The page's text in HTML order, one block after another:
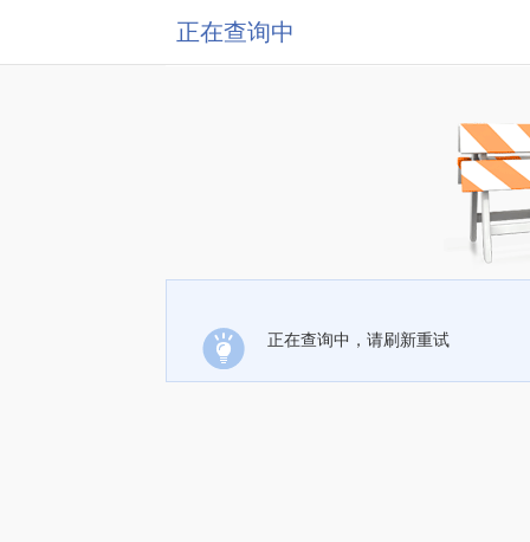
正在查询中
正在查询中，请刷新重试